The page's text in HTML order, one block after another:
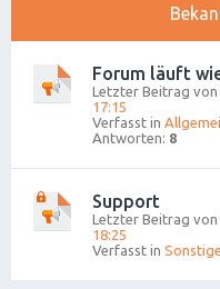
Forum läuft
Letzter Beitrag von
17:15
Verfasst in
Antworten: 8
Support
Letzter Beitrag von
18:25
Verfasst in